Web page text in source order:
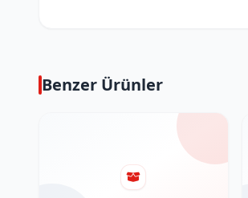
Benzer Ürünler